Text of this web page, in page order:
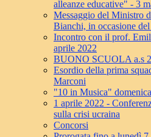
alleanze educative" - 3
Messaggio del Ministro
Bianchi, in occasione
Incontro con il prof.
aprile 2022
BUONO SCUOLA a.s
Esordio della prima
Marconi
"10 in Musica"
1 aprile 2022 -
sulla crisi ucraina
Concorsi